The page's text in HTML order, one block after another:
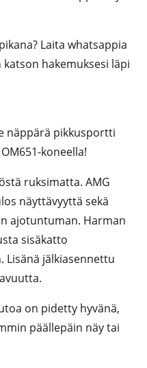
Laita whatsappia
hakemuksesi läpi
näppärä pikkusportti
koneella!
ruksimatta. AMG
näyttävyyttä sekä
ajotuntuman. Harman
sisäkatto
Lisänä jälkiasennettu
on pidetty hyvänä,
päällepäin näy tai